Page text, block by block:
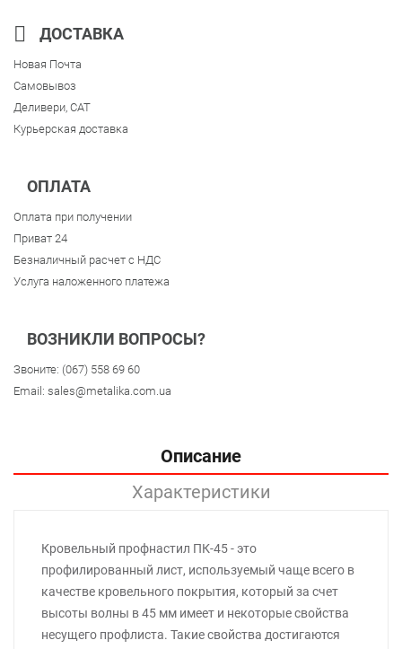
ДОСТАВКА
Новая Почта
Самовывоз
Деливери, CAT
Курьерская доставка
ОПЛАТА
Оплата при получении
Приват 24
Безналичный расчет с НДС
Услуга наложенного платежа
ВОЗНИКЛИ ВОПРОСЫ?
Звоните: (067) 558 69 60
Email: sales@metalika.com.ua
Описание
Характеристики
Кровельный профнастил ПК-45 - это
профилированный лист, используемый чаще всего в
качестве кровельного покрытия, который за счет
высоты волны в 45 мм имеет и некоторые свойства
несущего профлиста. Такие свойства достигаются